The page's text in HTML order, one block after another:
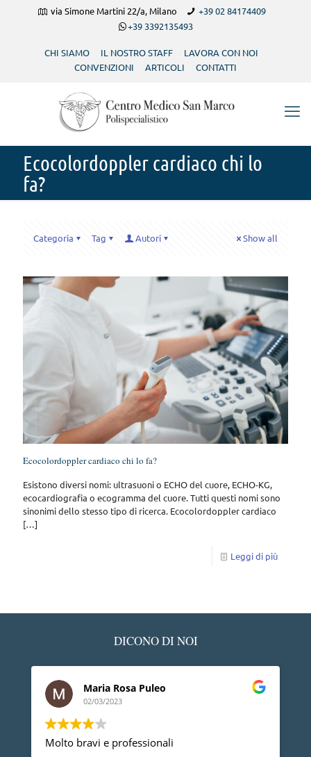
via Simone Martini 22/a, Milano
+39 02 84174409
+39 3392135493
CHI SIAMO IL NOSTRO STAFF
LAVORA CON NOI
CONVENZIONI
ARTICOLI CONTATTI
Ecocolordoppler cardiaco chi lo
fa?
Categoria Tag Autori Show all
Ecocolordoppler cardiaco chi lo fa?
Esistono diversi nomi: ultrasuoni o ECHO del cuore, ECHO-KG,
ecocardiografia o ecogramma del cuore. Tutti questi nomi sono
sinonimi dello stesso tipo di ricerca. Ecocolordoppler cardiaco
[…]
Leggi di più
DICONO DI NOI
Maria Rosa Puleo
02/03/2023
Molto bravi e professionali